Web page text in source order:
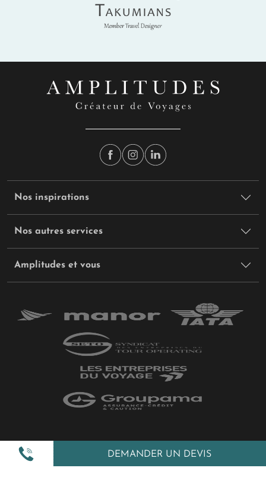
DEMANDER UN DEVIS
Takumians
Nos inspirations
Nos autres services
Amplitudes et vous